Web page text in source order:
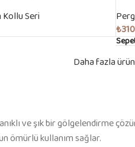
Kollu Seri
₺
Daha fazla
ve şık bir gölgelendirme
ömürlü kullanım sağlar.